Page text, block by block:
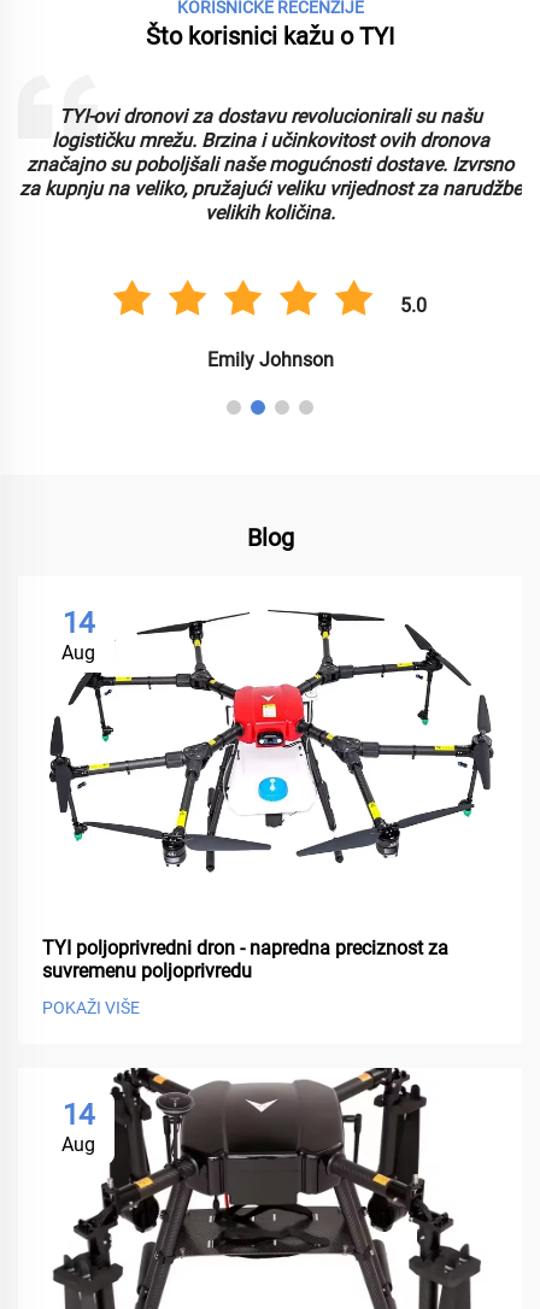
KORISNIČKE RECENZIJE
Što korisnici kažu o TYI
TYI-ovi dronovi za dostavu revolucionirali su našu
logističku mrežu. Brzina i učinkovitost ovih dronova
značajno su poboljšali naše mogućnosti dostave. Izvrsno
za kupnju na veliko, pružajući veliku vrijednost za narudžbe
velikih količina.
5.0
Emily Johnson
Blog
14
Aug
TYI poljoprivredni dron - napredna preciznost za
suvremenu poljoprivredu
POKAŽI VIŠE
14
Aug